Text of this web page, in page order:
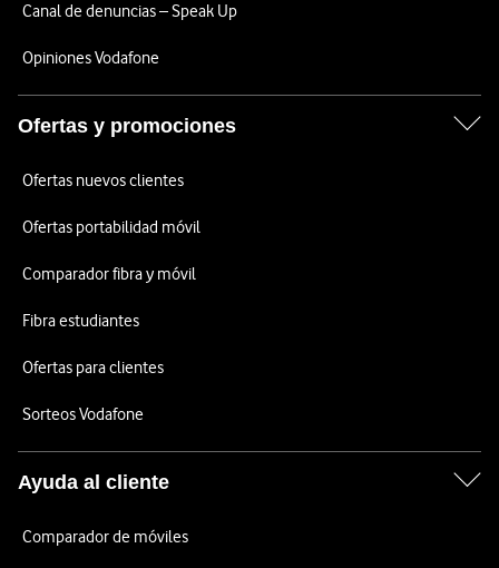
Canal de denuncias – Speak Up
Opiniones Vodafone
Ofertas y promociones
Ofertas nuevos clientes
Ofertas portabilidad móvil
Comparador fibra y móvil
Fibra estudiantes
Ofertas para clientes
Sorteos Vodafone
Ayuda al cliente
Comparador de móviles